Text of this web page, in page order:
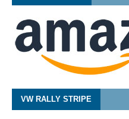
VW RALLY STRIPE